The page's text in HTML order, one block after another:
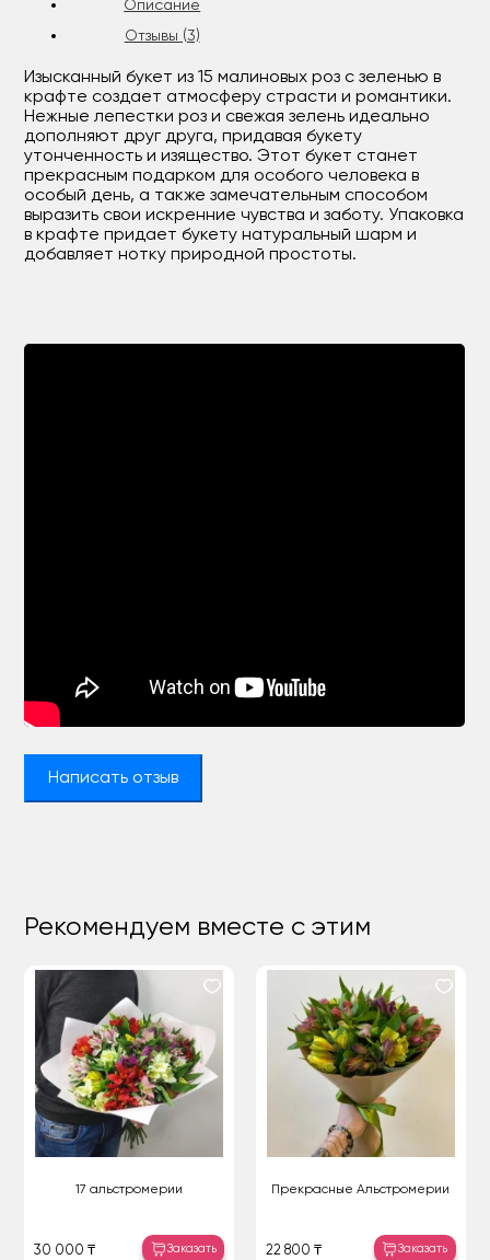
Описание
Отзывы (3)
Изысканный букет из 15 малиновых роз с зеленью в
крафте создает атмосферу страсти и романтики.
Нежные лепестки роз и свежая зелень идеально
дополняют друг друга, придавая букету
утонченность и изящество. Этот букет станет
прекрасным подарком для особого человека в
особый день, а также замечательным способом
выразить свои искренние чувства и заботу. Упаковка
в крафте придает букету натуральный шарм и
добавляет нотку природной простоты.
Написать отзыв
Рекомендуем вместе с этим
17 альстромерии
30 000 ₸ Заказать
Прекрасные Альстромерии
22 800 ₸ Заказать